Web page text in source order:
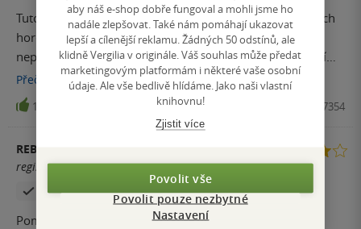
předchozí díla autorky McMahon, ale i těm, kteří jen
hledají něco nového.
Tuto knihu jsem si koupila úplnou náhodou. Duchařských
hororů mám už načteno hodně a už mě v nich nic
nepřekvapí. Což o této knize říci nemohu. Snoubí se v ní
nadpřirozeno s detektivní zápletkou. Od začátku mě hned
vtáhla do děje a nutila mě číst stále dál. Většinou mi u knih
vadí skoky v čase, ale tady se skvěle doplňuje přítomnost
minulostí a prohlubuje děj. Tuto knihu vřele doporučuji
Přečíst více
17 Kniha, Fobos, 2020, 9788075857354
REBEL DIXIE
registrovaný uživatel
Zakoupil produkt
Pomalý rozjezd, nicméně napínavá od začátku. Další již
aby náš e-shop dobře fungoval a mohli jsme ho
nadále zlepšovat. Také nám pomáhají ukazovat
lepší a cílenější reklamu. Žádných 50 odstínů, ale
klidně Vergilia v originále. Váš souhlas může předat
marketingovým platformám i některé vaše osobní
údaje. Ale vše bedlivě hlídáme. Jako naši vlastní
knihovnu!
Zjistit více
Povolit vše
Povolit pouze nezbytné
Nastavení